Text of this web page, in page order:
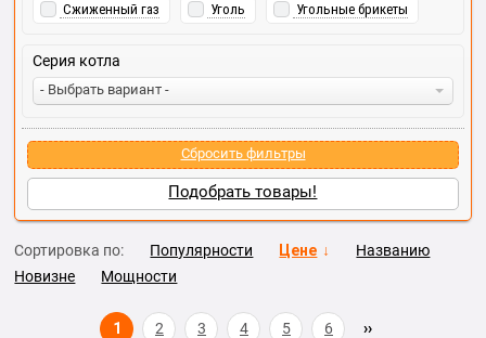
Сжиженный газ Уголь Угольные брикеты
Серия котла
- Выбрать вариант -
Подобрать товары!
Сбросить фильтры
Сортировка по: Популярности Цене
Названию
Новизне
Мощности
1 2 3 4 5 6